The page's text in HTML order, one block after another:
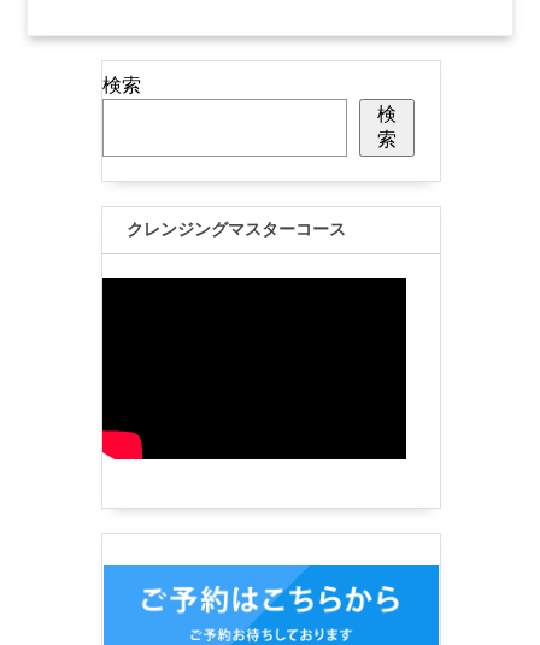
検索
検
索
クレンジングマスターコース